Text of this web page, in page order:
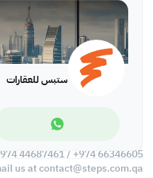
ستبس للعقارات
high-quality materials,
exceptional standard of living.
more https://www.steps.com.qa
44687461 / +974 66346605.
Email us atcontact@steps.com.qa